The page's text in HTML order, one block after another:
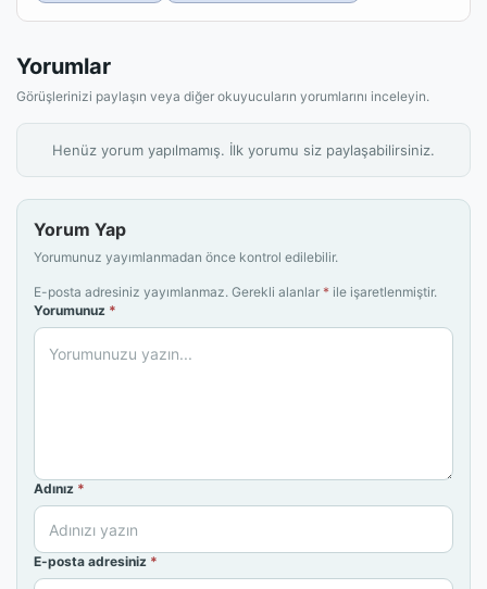
Yorumlar
Görüşlerinizi paylaşın veya diğer okuyucuların yorumlarını inceleyin.
Henüz yorum yapılmamış. İlk yorumu siz paylaşabilirsiniz.
Yorum Yap
Yorumunuz yayımlanmadan önce kontrol edilebilir.
E-posta adresiniz yayımlanmaz. Gerekli alanlar * ile işaretlenmiştir.
Yorumunuz *
Adınız *
E-posta adresiniz *